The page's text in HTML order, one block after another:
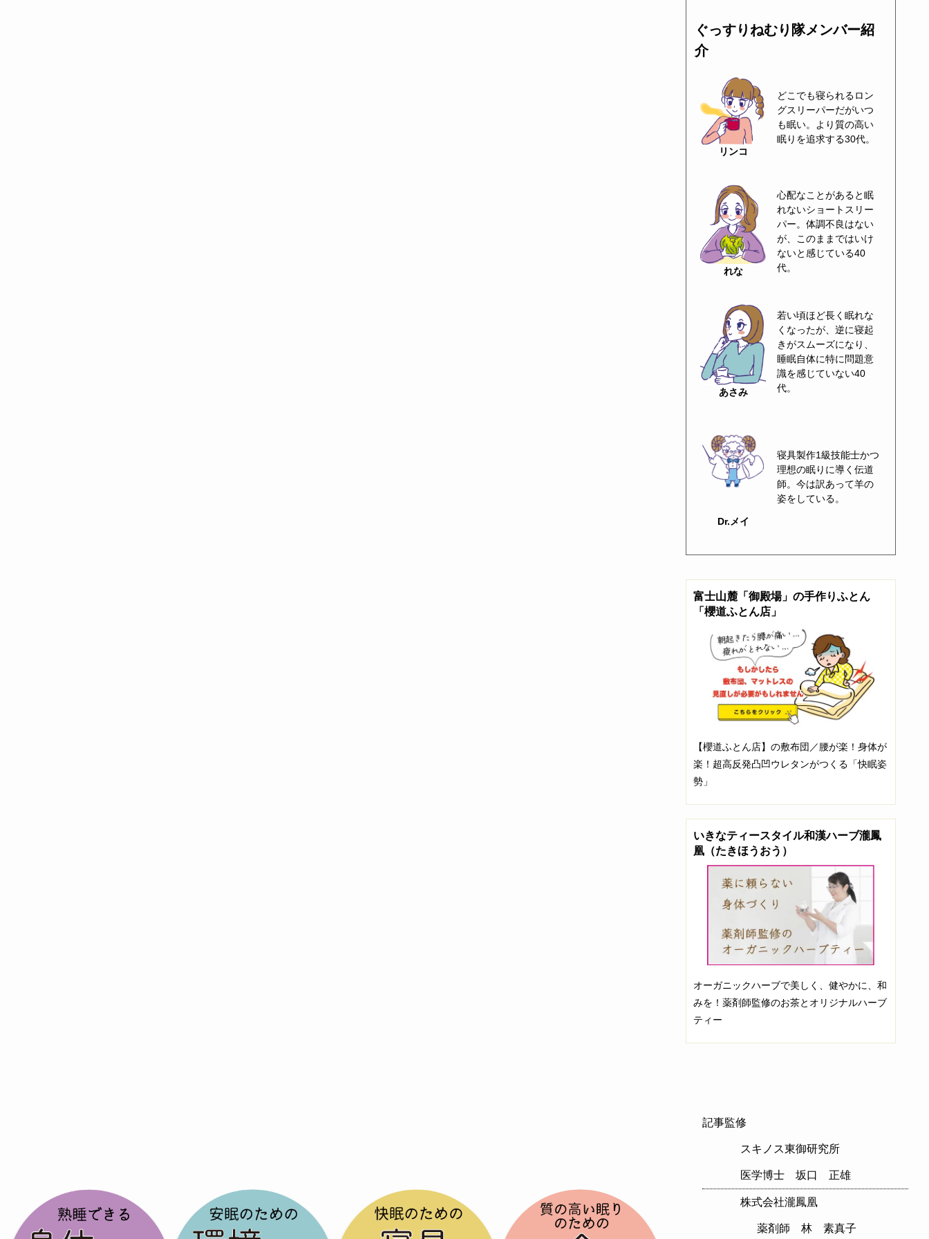
ぐっすりねむり隊メンバー紹
介
リンコ
どこでも寝られるロン
グスリーパーだがいつ
も眠い。より質の高い
眠りを追求する30代。
れな
心配なことがあると眠
れないショートスリー
パー。体調不良はない
が、このままではいけ
ないと感じている40
代。
あさみ
若い頃ほど長く眠れな
くなったが、逆に寝起
きがスムーズになり、
睡眠自体に特に問題意
識を感じていない40
代。
Dr.メイ
寝具製作1級技能士かつ
理想の眠りに導く伝道
師。今は訳あって羊の
姿をしている。
富士山麓「御殿場」の手作りふとん
「櫻道ふとん店」
【櫻道ふとん店】の敷布団／腰が楽！身体が
楽！超高反発凸凹ウレタンがつくる「快眠姿
勢」
いきなティースタイル和漢ハーブ瀧鳳
凰（たきほうおう）
オーガニックハーブで美しく、健やかに、和
みを！薬剤師監修のお茶とオリジナルハーブ
ティー
記事監修
スキノス東御研究所
医学博士 坂口 正雄
株式会社瀧鳳凰
薬剤師 林 素真子